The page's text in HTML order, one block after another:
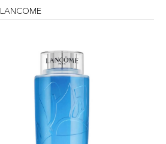
LANCOME